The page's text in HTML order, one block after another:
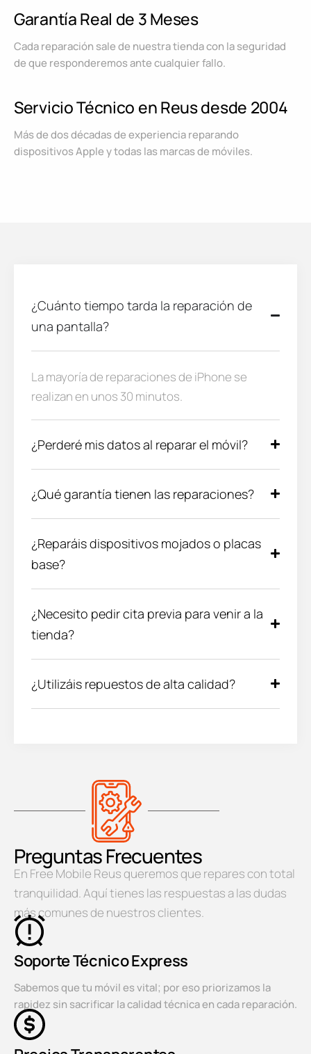
Garantía Real de 3 Meses
Cada reparación sale de nuestra tienda con la seguridad
de que responderemos ante cualquier fallo.
Servicio Técnico en Reus desde 2004
Más de dos décadas de experiencia reparando
dispositivos Apple y todas las marcas de móviles.
¿Cuánto tiempo tarda la reparación de
una pantalla?
La mayoría de reparaciones de iPhone se
realizan en unos 30 minutos.
¿Perderé mis datos al reparar el móvil?
¿Qué garantía tienen las reparaciones?
¿Reparáis dispositivos mojados o placas
base?
¿Necesito pedir cita previa para venir a la
tienda?
¿Utilizáis repuestos de alta calidad?
Preguntas Frecuentes
En Free Mobile Reus queremos que repares con total
tranquilidad. Aquí tienes las respuestas a las dudas
más comunes de nuestros clientes.
Soporte Técnico Express
Sabemos que tu móvil es vital; por eso priorizamos la
rapidez sin sacrificar la calidad técnica en cada reparación.